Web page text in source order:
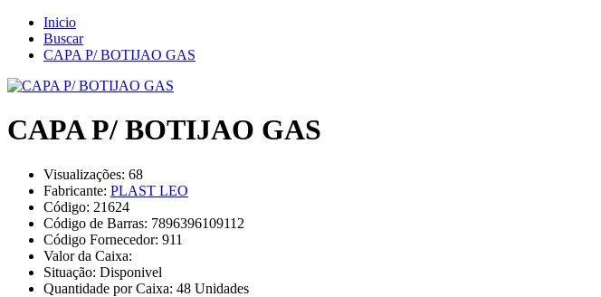
Inicio
Buscar
CAPA P/ BOTIJAO GAS
CAPA P/ BOTIJAO GAS
Visualizações: 68
Fabricante: PLAST LEO
Código: 21624
Código de Barras: 7896396109112
Código Fornecedor: 911
Valor da Caixa:
Situação: Disponivel
Quantidade por Caixa: 48 Unidades